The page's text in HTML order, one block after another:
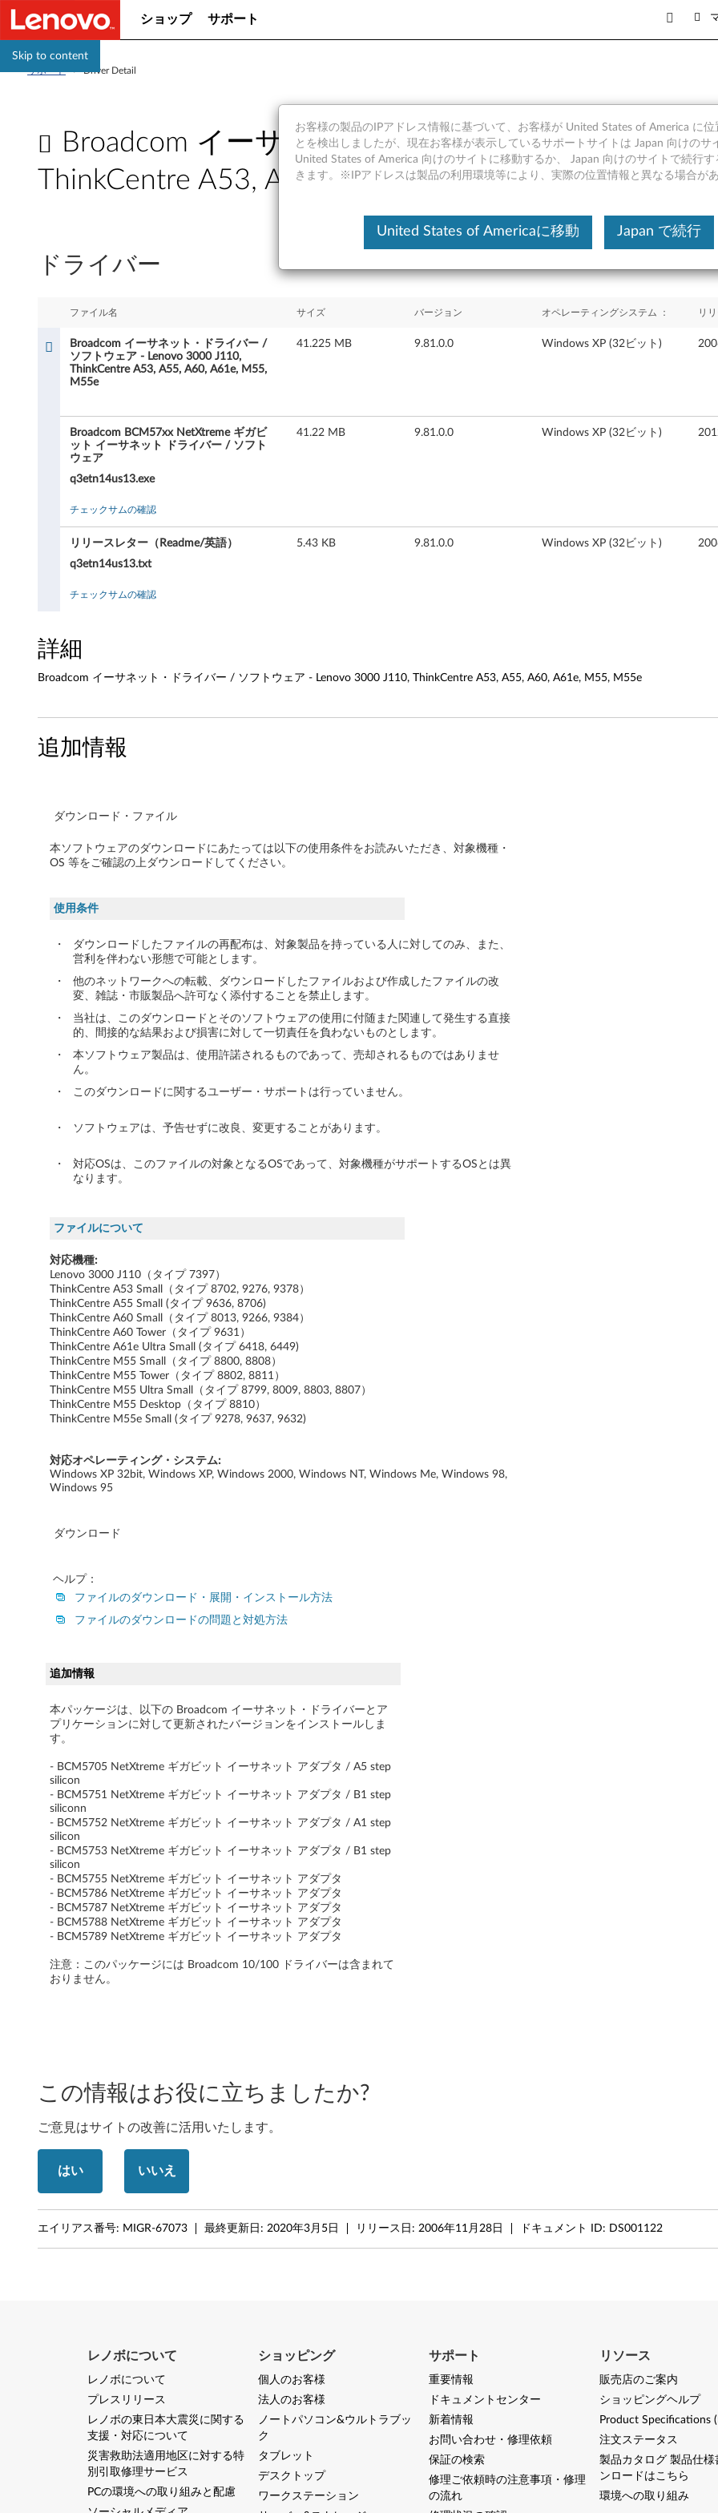
Skip to content
ショップ サポート
サポート >Driver Detail
Broadcom イーサネット・ドライバー / ソフトウ
ThinkCentre A53, A55, A60, A61e, M55, M55e
o
d
サ
・
ド
ラ
イ
ー
/
ソ
フ
ア
3
0
0
0
1
1
0
h
k
C
e
n
e
A
5
3
5
,
A
0
,
ドライバー
ファイル名 サイズ バージョン オペレーティングシステム ： リ
Broadcom イーサネット・ドライバー /
ソフトウェア - Lenovo 3000 J110,
ThinkCentre A53, A55, A60, A61e, M55,
M55e
41.225 MB 9.81.0.0 Windows XP (32ビット)
Broadcom BCM57xx NetXtreme ギガビ
ット イーサネット ドライバー / ソフト
ウェア
q3etn14us13.exe
41.22 MB 9.81.0.0 Windows XP (32ビット)
チェックサムの確認
リリースレター（Readme/英語）
q3etn14us13.txt
5.43 KB 9.81.0.0 Windows XP (32ビット)
チェックサムの確認
詳細
Broadcom イーサネット・ドライバー / ソフトウェア - Lenovo 3000 J110, ThinkCentre A53, A55, A60, A61e, M55, M55e
追加情報
ダウンロード・ファイル
本ソフトウェアのダウンロードにあたっては以下の使用条件をお読みいただき、対象機種・
OS 等をご確認の上ダウンロードしてください。
使用条件
・
ダウンロードしたファイルの再配布は、対象製品を持っている人に対してのみ、また、
営利を伴わない形態で可能とします。
・
他のネットワークへの転載、ダウンロードしたファイルおよび作成したファイルの改
変、雑誌・市販製品へ許可なく添付することを禁止します。
・
当社は、このダウンロードとそのソフトウェアの使用に付随また関連して発生する直接
的、間接的な結果および損害に対して一切責任を負わないものとします。
・
本ソフトウェア製品は、使用許諾されるものであって、売却されるものではありませ
ん。
・
このダウンロードに関するユーザー・サポートは行っていません。
・ ソフトウェアは、予告せずに改良、変更することがあります。
・
対応OSは、このファイルの対象となるOSであって、対象機種がサポートするOSとは異
なります。
ファイルについて
対応機種:
Lenovo 3000 J110（タイプ 7397）
ThinkCentre A53 Small（タイプ 8702, 9276, 9378）
ThinkCentre A55 Small (タイプ 9636, 8706)
ThinkCentre A60 Small（タイプ 8013, 9266, 9384）
ThinkCentre A60 Tower（タイプ 9631）
ThinkCentre A61e Ultra Small (タイプ 6418, 6449)
ThinkCentre M55 Small（タイプ 8800, 8808）
ThinkCentre M55 Tower（タイプ 8802, 8811）
ThinkCentre M55 Ultra Small（タイプ 8799, 8009, 8803, 8807）
ThinkCentre M55 Desktop（タイプ 8810）
ThinkCentre M55e Small (タイプ 9278, 9637, 9632)
対応オペレーティング・システム:
Windows XP 32bit, Windows XP, Windows 2000, Windows NT, Windows Me, Windows 98,
Windows 95
ダウンロード
ヘルプ：
ファイルのダウンロード・展開・インストール方法
ファイルのダウンロードの問題と対処方法
追加情報
本パッケージは、以下の Broadcom イーサネット・ドライバーとア
プリケーションに対して更新されたバージョンをインストールしま
す。
- BCM5705 NetXtreme ギガビット イーサネット アダプタ / A5 step
silicon
- BCM5751 NetXtreme ギガビット イーサネット アダプタ / B1 step
siliconn
- BCM5752 NetXtreme ギガビット イーサネット アダプタ / A1 step
silicon
- BCM5753 NetXtreme ギガビット イーサネット アダプタ / B1 step
silicon
- BCM5755 NetXtreme ギガビット イーサネット アダプタ
- BCM5786 NetXtreme ギガビット イーサネット アダプタ
- BCM5787 NetXtreme ギガビット イーサネット アダプタ
- BCM5788 NetXtreme ギガビット イーサネット アダプタ
- BCM5789 NetXtreme ギガビット イーサネット アダプタ
注意：このパッケージには Broadcom 10/100 ドライバーは含まれて
おりません。
この情報はお役に立ちましたか?
ご意見はサイトの改善に活用いたします。
はい いいえ
エイリアス番号: MIGR-67073 最終更新日: 2020年3月5日 リリース日: 2006年11月28日 ドキュメント ID: DS001122
お客様の製品のIPアドレス情報に基づいて、お客様が United States of America に位
とを検出しましたが、現在お客様が表示しているサポートサイトは Japan 向けのサ
United States of America 向けのサイトに移動するか、 Japan 向けのサイトで続行
きます。※IPアドレスは製品の利用環境等により、実際の位置情報と異なる場合があ
United States of Americaに移動 Japan で続行
レノボについて
レノボについて
プレスリリース
レノボの東日本大震災に関する
支援・対応について
災害救助法適用地区に対する特
別引取修理サービス
PCの環境への取り組みと配慮
ショッピング
個人のお客様
法人のお客様
ノートパソコン&ウルトラブッ
ク
タブレット
デスクトップ
ワークステーション
サポート
重要情報
ドキュメントセンター
新着情報
お問い合わせ・修理依頼
保証の検索
修理ご依頼時の注意事項・修理
の流れ
リソース
販売店のご案内
ショッピングヘルプ
Product Specifications
注文ステータス
製品カタログ 製品仕様
ンロードはこちら
環境への取り組み